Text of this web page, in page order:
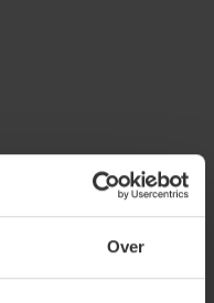
Over